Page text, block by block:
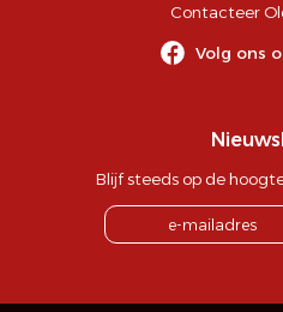
Contacteer
Volg ons
Blijf steeds op de